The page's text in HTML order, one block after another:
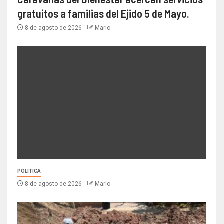
gratuitos a familias del Ejido 5 de Mayo.
8 de agosto de 2026 Mario
POLÍTICA
8 de agosto de 2026 Mario